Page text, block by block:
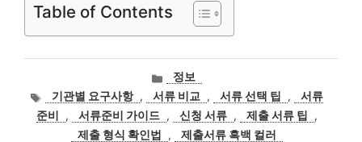
Table of Contents
카
테
고
리
정보
태
그
기관별 요구사항 , 서류 비교 , 서류 선택 팁 ,
서류
준비
, 서류준비 가이드 , 신청 서류 , 제출 서류 팁
,
제출 형식 확인법
,
제출서류 흑백 컬러